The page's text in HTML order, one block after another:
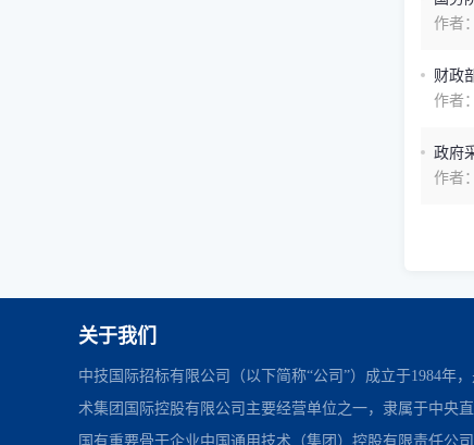
作者：
财政
作者：
政府
作者：
关于我们
中技国际招标有限公司（以下简称“公司”）成立于1984年
术集团国际控股有限公司主要经营单位之一，隶属于中央
国有重要骨干企业中国通用技术（集团）控股有限责任公